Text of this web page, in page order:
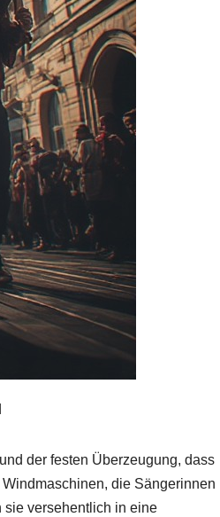
der festen Überzeugung, dass
die Sängerinnen
sie versehentlich in eine